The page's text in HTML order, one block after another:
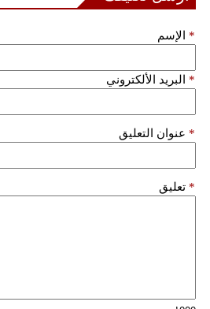
الإسم *
البريد الألكتروني *
عنوان التعليق *
تعليق *